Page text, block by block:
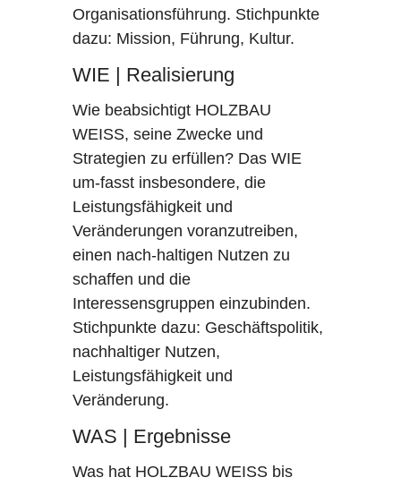
Organisationsführung. Stichpunkte
dazu: Mission, Führung, Kultur.
WIE | Realisierung
Wie beabsichtigt HOLZBAU
WEISS, seine Zwecke und
Strategien zu erfüllen? Das WIE
um-fasst insbesondere, die
Leistungsfähigkeit und
Veränderungen voranzutreiben,
einen nach-haltigen Nutzen zu
schaffen und die
Interessensgruppen einzubinden.
Stichpunkte dazu: Geschäftspolitik,
nachhaltiger Nutzen,
Leistungsfähigkeit und
Veränderung.
WAS | Ergebnisse
Was hat HOLZBAU WEISS bis